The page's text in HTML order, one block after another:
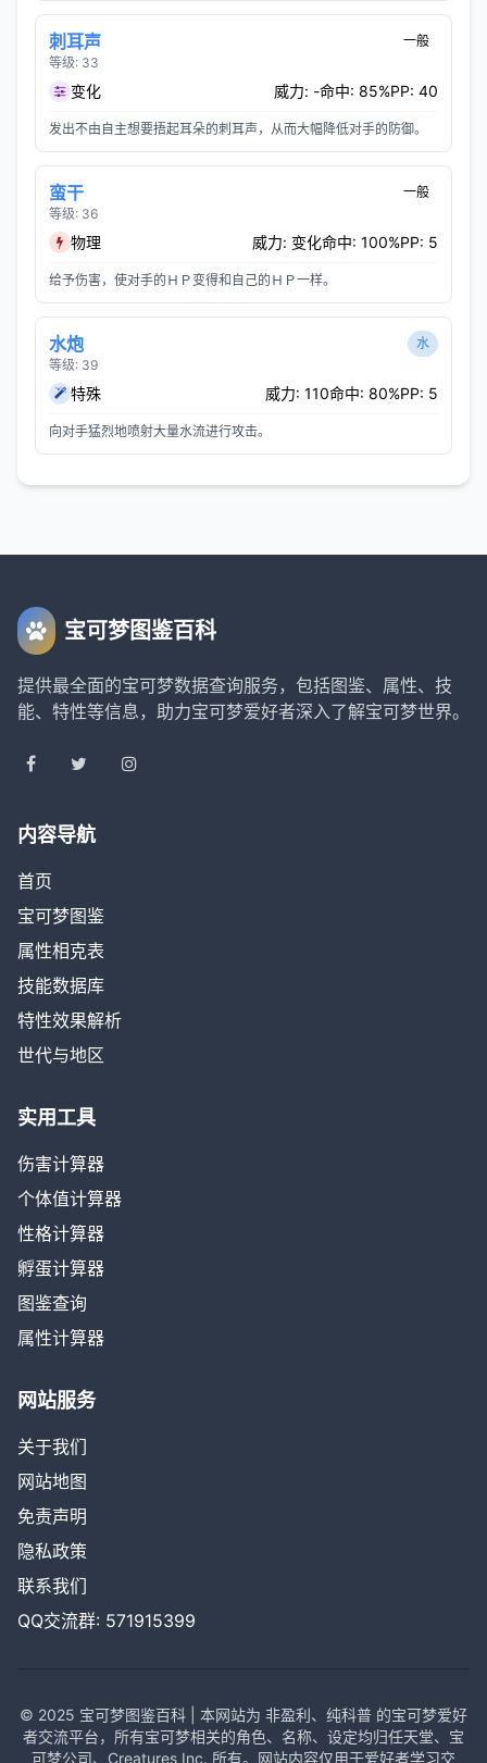
刺耳声
等级: 33
一般
变化 威力: -命中: 85%PP: 40
发出不由自主想要捂起耳朵的刺耳声，从而大幅降低对手的防御。
蛮干
等级: 36
一般
物理 威力: 变化命中: 100%PP: 5
给予伤害，使对手的ＨＰ变得和自己的ＨＰ一样。
水炮
等级: 39
水
特殊 威力: 110命中: 80%PP: 5
向对手猛烈地喷射大量水流进行攻击。
宝可梦图鉴百科
提供最全面的宝可梦数据查询服务，包括图鉴、属性、技
能、特性等信息，助力宝可梦爱好者深入了解宝可梦世界。
内容导航
首页
宝可梦图鉴
属性相克表
技能数据库
特性效果解析
世代与地区
实用工具
伤害计算器
个体值计算器
性格计算器
孵蛋计算器
图鉴查询
属性计算器
网站服务
关于我们
网站地图
免责声明
隐私政策
联系我们
QQ交流群: 571915399
© 2025 宝可梦图鉴百科 | 本网站为 非盈利、纯科普 的宝可梦爱好
者交流平台，所有宝可梦相关的角色、名称、设定均归任天堂、宝
可梦公司、Creatures Inc. 所有。网站内容仅用于爱好者学习交